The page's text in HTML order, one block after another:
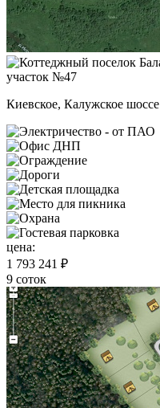
участок №47
Киевское, Калужское шоссе
цена:
1 793 241 ₽
9 соток